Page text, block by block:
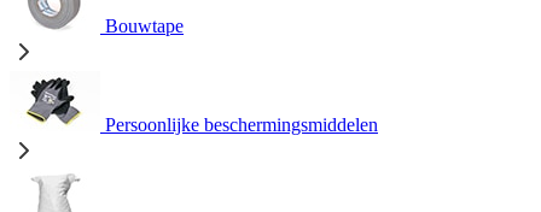
Bouwtape
Persoonlijke beschermingsmiddelen